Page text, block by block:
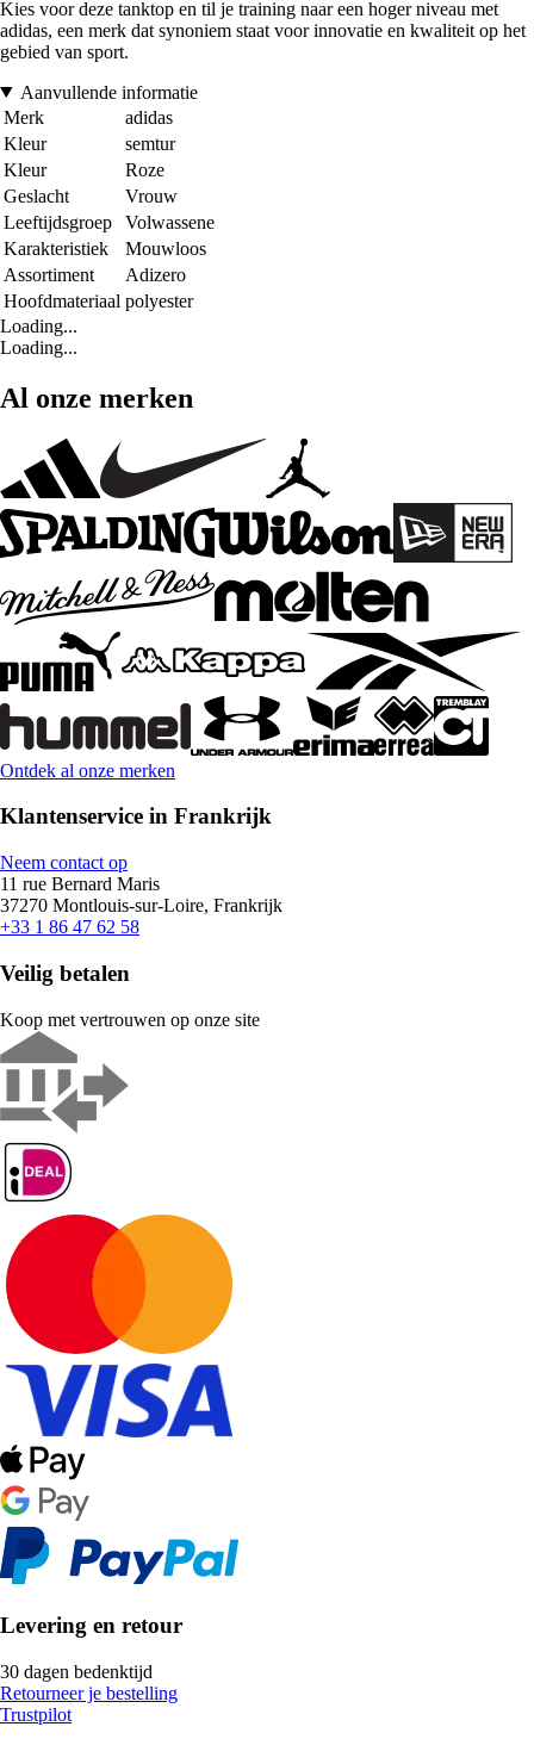
Kies voor deze tanktop en til je training naar een hoger niveau met
adidas, een merk dat synoniem staat voor innovatie en kwaliteit op het
gebied van sport.
Aanvullende informatie
Merk
adidas
Kleur
semtur
Kleur
Roze
Geslacht
Vrouw
Leeftijdsgroep
Volwassene
Karakteristiek
Mouwloos
Assortiment
Adizero
Hoofdmateriaal polyester
Loading...
Loading...
Al onze merken
Ontdek al onze merken
Klantenservice in Frankrijk
Neem contact op
11 rue Bernard Maris
37270 Montlouis-sur-Loire, Frankrijk
+33 1 86 47 62 58
Veilig betalen
Koop met vertrouwen op onze site
Levering en retour
30 dagen bedenktijd
Retourneer je bestelling
Trustpilot